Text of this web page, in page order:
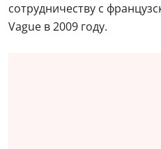
сотрудничеству с
Vague в 2009 году.